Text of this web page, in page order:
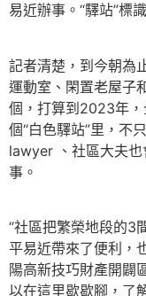
易近辦事。“驛站”標
記者清楚，到今朝為
運動室、閑置老屋子
個，打算到2023年，
個“白色驛站”里，不
lawyer 、社區大夫
事。
“社區把繁榮地段的3
平易近帶來了便利，
陽高新技巧財產開闢
以在這里歇歇腳，了